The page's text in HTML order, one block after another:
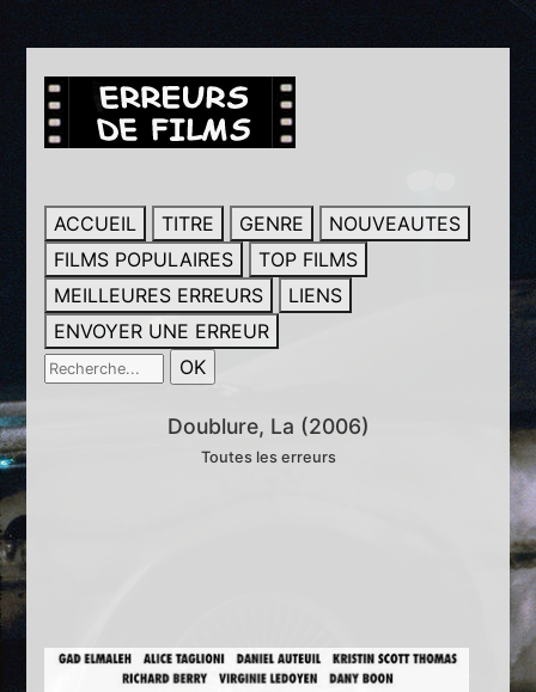
ACCUEIL TITRE GENRE
NOUVEAUTES
FILMS POPULAIRES
TOP FILMS
MEILLEURES ERREURS
LIENS
ENVOYER UNE ERREUR
Doublure, La (2006)
Toutes les erreurs